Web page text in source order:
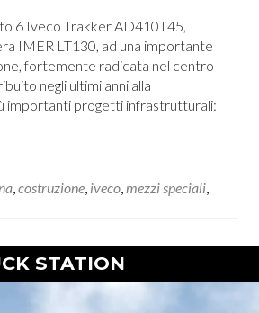
6 Iveco Trakker AD410T45,
IMER LT130, ad una importante
fortemente radicata nel centro
negli ultimi anni alla
importanti progetti infrastrutturali:
,costruzione, iveco,mezzi speciali,
STATION